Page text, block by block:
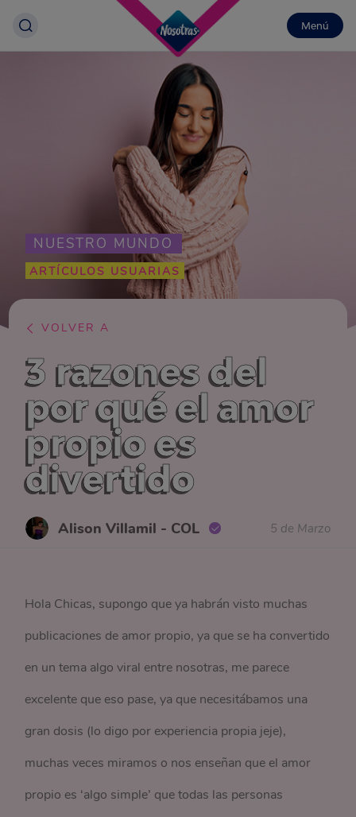
Menú
NUESTRO MUNDO
ARTÍCULOS USUARIAS
VOLVER A
3 razones del
por qué el amor
propio es
divertido
Alison Villamil - COL 5 de Marzo
Hola Chicas, supongo que ya habrán visto muchas
publicaciones de amor propio, ya que se ha convertido
en un tema algo viral entre nosotras, me parece
excelente que eso pase, ya que necesitábamos una
gran dosis (lo digo por experiencia propia jeje),
muchas veces miramos o nos enseñan que el amor
propio es ‘algo simple’ que todas las personas